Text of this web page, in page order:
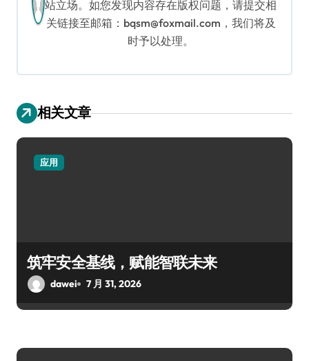
站立场。如您发现内容存在版权问题，请提交相
关链接至邮箱：bqsm@foxmail.com，我们将及
时予以处理。
相关文章
应用
筑牢安全基线，赋能智联未来
dawei 7 月 31, 2026